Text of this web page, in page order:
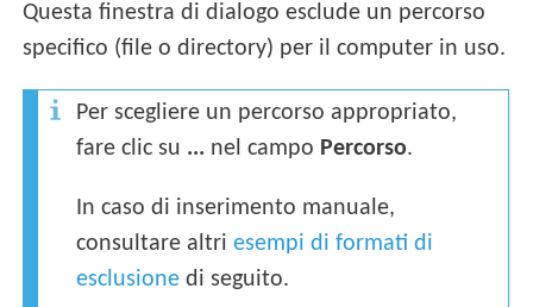
Questa finestra di dialogo esclude un percorso
specifico (file o directory) per il computer in uso.
Per scegliere un percorso appropriato,
fare clic su ... nel campo Percorso.
In caso di inserimento manuale,
consultare altriesempi di formati di
esclusione di seguito.